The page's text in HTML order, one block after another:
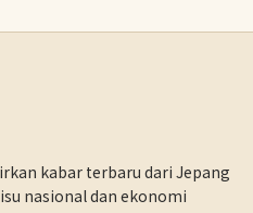
kabar terbaru dari Jepang
nasional dan ekonomi